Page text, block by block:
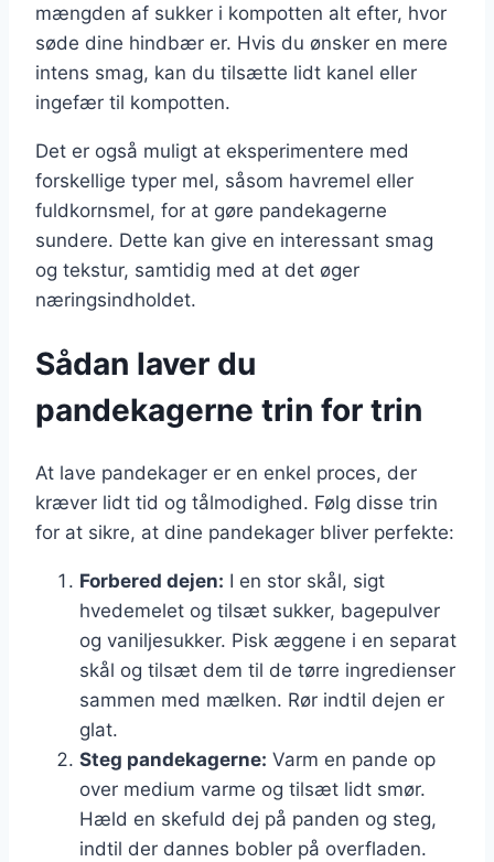
mængden af sukker i kompotten alt efter, hvor
søde dine hindbær er. Hvis du ønsker en mere
intens smag, kan du tilsætte lidt kanel eller
ingefær til kompotten.
Det er også muligt at eksperimentere med
forskellige typer mel, såsom havremel eller
fuldkornsmel, for at gøre pandekagerne
sundere. Dette kan give en interessant smag
og tekstur, samtidig med at det øger
næringsindholdet.
Sådan laver du
pandekagerne trin for trin
At lave pandekager er en enkel proces, der
kræver lidt tid og tålmodighed. Følg disse trin
for at sikre, at dine pandekager bliver perfekte:
Forbered dejen: I en stor skål, sigt
hvedemelet og tilsæt sukker, bagepulver
og vaniljesukker. Pisk æggene i en separat
skål og tilsæt dem til de tørre ingredienser
sammen med mælken. Rør indtil dejen er
glat.
Steg pandekagerne: Varm en pande op
over medium varme og tilsæt lidt smør.
Hæld en skefuld dej på panden og steg,
indtil der dannes bobler på overfladen.